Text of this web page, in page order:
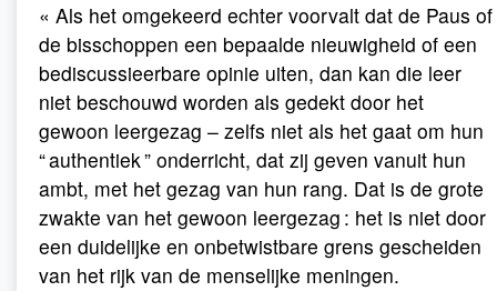
« Als het omgekeerd echter voorvalt dat de Paus of
de bisschoppen een bepaalde nieuwigheid of een
bediscussieerbare opinie uiten, dan kan die leer
niet beschouwd worden als gedekt door het
gewoon leergezag – zelfs niet als het gaat om hun
“ authentiek ” onderricht, dat zij geven vanuit hun
ambt, met het gezag van hun rang. Dat is de grote
zwakte van het gewoon leergezag : het is niet door
een duidelijke en onbetwistbare grens gescheiden
van het rijk van de menselijke meningen.